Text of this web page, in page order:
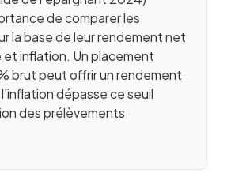
de comparer les
la base de leur rendement net
inflation. Un placement
brut peut offrir un rendement
dépasse ce seuil
des prélèvements